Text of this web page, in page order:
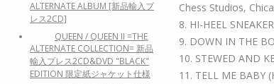
Chess Studios,
8. HI-HEEL
9. DOWN IN THE
10. STEWED AND
11. TELL ME BABY
ALTERNATE ALBUM [新品輸入プ
レス2CD]
QUEEN / QUEEN II =THE
ALTERNATE COLLECTION= 新品
輸入プレス2CD&DVD "BLACK"
EDITION 限定紙ジャケット仕様